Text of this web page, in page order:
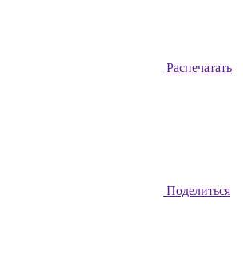
Распечатать
Поделиться